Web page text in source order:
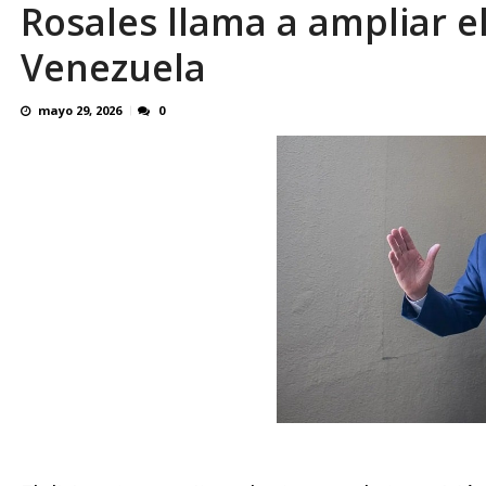
Politólogo Jesús Castillo Molleda:
Rosales llama a ampliar
Venezuela
mayo 29, 2026 0